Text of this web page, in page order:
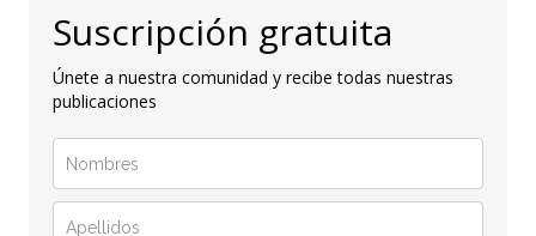
Suscripción gratuita
Únete a nuestra comunidad y recibe todas nuestras
publicaciones